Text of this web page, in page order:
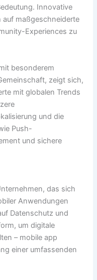
Innovative
maßgeschneiderte
Experiences zu
besonderem
zeigt sich,
mit globalen Trends
und die
Push-
und sichere
das sich
Anwendungen
Datenschutz und
um digitale
– mobile app
einer umfassenden